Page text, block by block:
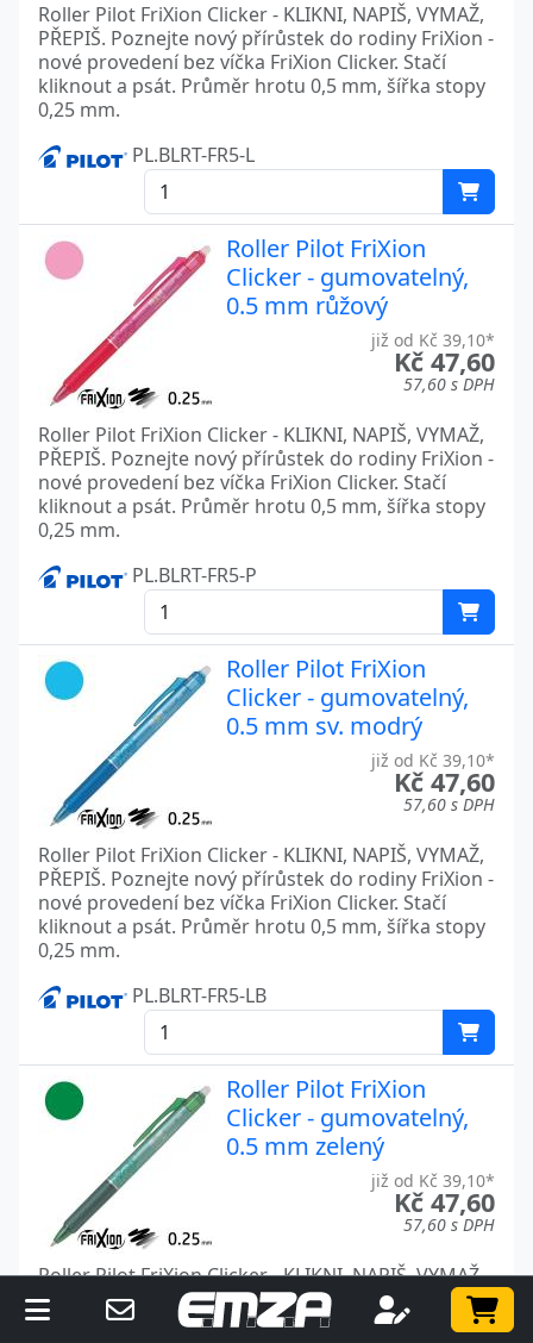
Roller Pilot FriXion Clicker - KLIKNI, NAPIŠ, VYMAŽ,
PŘEPIŠ. Poznejte nový přírůstek do rodiny FriXion -
nové provedení bez víčka FriXion Clicker. Stačí
kliknout a psát. Průměr hrotu 0,5 mm, šířka stopy
0,25 mm.
PL.BLRT-FR5-L
Roller Pilot FriXion
Clicker - gumovatelný,
0.5 mm růžový
již od Kč 39,10*
Kč 47,60
57,60 s DPH
Roller Pilot FriXion Clicker - KLIKNI, NAPIŠ, VYMAŽ,
PŘEPIŠ. Poznejte nový přírůstek do rodiny FriXion -
nové provedení bez víčka FriXion Clicker. Stačí
kliknout a psát. Průměr hrotu 0,5 mm, šířka stopy
0,25 mm.
PL.BLRT-FR5-P
Roller Pilot FriXion
Clicker - gumovatelný,
0.5 mm sv. modrý
již od Kč 39,10*
Kč 47,60
57,60 s DPH
Roller Pilot FriXion Clicker - KLIKNI, NAPIŠ, VYMAŽ,
PŘEPIŠ. Poznejte nový přírůstek do rodiny FriXion -
nové provedení bez víčka FriXion Clicker. Stačí
kliknout a psát. Průměr hrotu 0,5 mm, šířka stopy
0,25 mm.
PL.BLRT-FR5-LB
Roller Pilot FriXion
Clicker - gumovatelný,
0.5 mm zelený
již od Kč 39,10*
Kč 47,60
57,60 s DPH
Roller Pilot FriXion Clicker - KLIKNI, NAPIŠ, VYMAŽ,
PŘEPIŠ. Poznejte nový přírůstek do rodiny FriXion -
nové provedení bez víčka FriXion Clicker. Stačí